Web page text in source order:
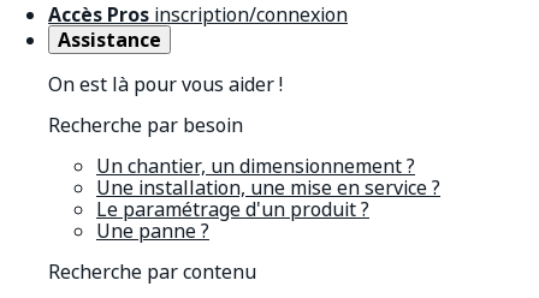
Accès Pros inscription/connexion
Assistance
On est là pour vous aider !
Recherche par besoin
Un chantier, un dimensionnement ?
Une installation, une mise en service ?
Le paramétrage d'un produit ?
Une panne ?
Recherche par contenu